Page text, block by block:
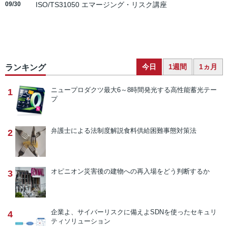
09/30 ISO/TS31050 エマージング・リスク講座
ランキング 今日 1週間 1ヵ月
1 ニュープロダクツ最大6～8時間発光する高性能蓄光テー
プ
2 弁護士による法制度解説食料供給困難事態対策法
3 オピニオン災害後の建物への再入場をどう判断するか
4 企業よ、サイバーリスクに備えよ SDNを使ったセキュリ
ティソリューション